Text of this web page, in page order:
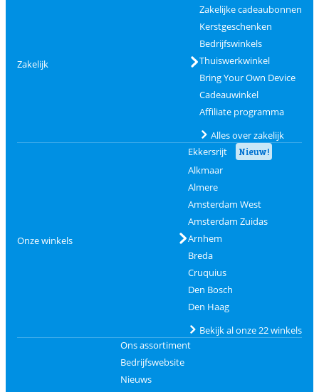
Zakelijk
Zakelijke cadeaubonnen
Kerstgeschenken
Bedrijfswinkels
Thuiswerkwinkel
Bring Your Own Device
Cadeauwinkel
Affiliate programma
Alles over zakelijk
Onze winkels
Ekkersrijt Nieuw!
Alkmaar
Almere
Amsterdam West
Amsterdam Zuidas
Arnhem
Breda
Cruquius
Den Bosch
Den Haag
Bekijk al onze 22 winkels
Ons assortiment
Bedrijfswebsite
Nieuws